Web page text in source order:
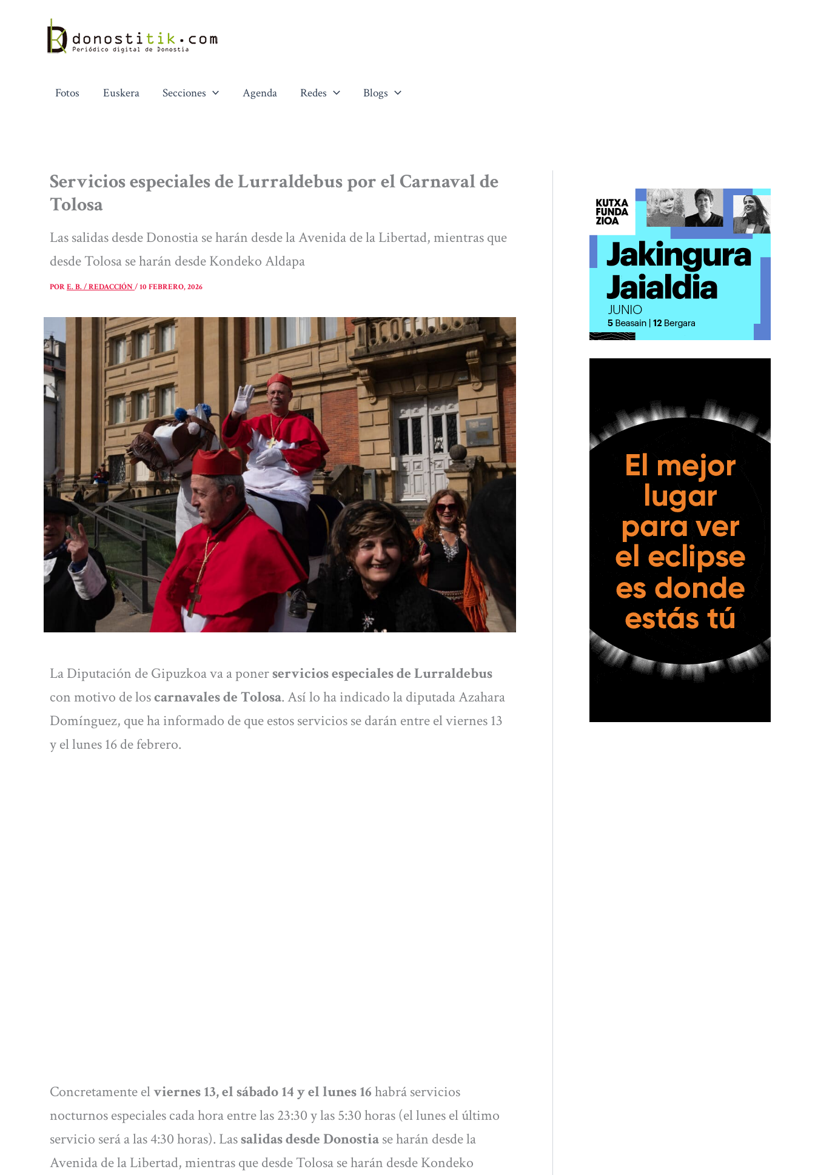
contenido
Fotos Euskera Secciones Agenda Redes Blogs
Servicios especiales de Lurraldebus por el Carnaval de
Tolosa
Las salidas desde Donostia se harán desde la Avenida de la Libertad, mientras que
desde Tolosa se harán desde Kondeko Aldapa
PORE. B. / REDACCIÓN/10 FEBRERO, 2026
La Diputación de Gipuzkoa va a ponerservicios especiales de Lurraldebus
con motivo de loscarnavales de Tolosa. Así lo ha indicado la diputada Azahara
Domínguez, que ha informado de que estos servicios se darán entre el viernes 13
y el lunes 16 de febrero.
Concretamente elviernes 13, el sábado 14 y el lunes 16habrá servicios
nocturnos especiales cada hora entre las 23:30 y las 5:30 horas (el lunes el último
servicio será a las 4:30 horas). Lassalidas desde Donostiase harán desde la
Avenida de la Libertad, mientras que desde Tolosa se harán desde Kondeko